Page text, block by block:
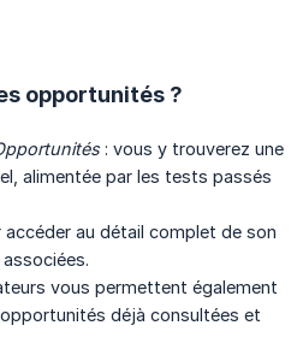
opportunités ?
: vous y trouverez une
alimentée par les tests passés
au détail complet de son
vous permettent également
déjà consultées et